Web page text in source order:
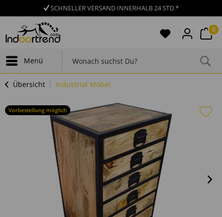
SCHNELLER VERSAND INNERHALB 24 STD.*
Menü
0
Übersicht Industrial Möbel
Vorbestellung möglich